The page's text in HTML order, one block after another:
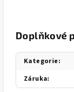
Doplňkové
Kategorie:
Záruka: